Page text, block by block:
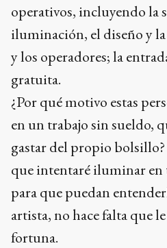
operativos, incluyendo la
iluminación, el diseño y
y los operadores; la
gratuita.
¿Por qué motivo estas
en un trabajo sin sueldo,
gastar del propio
que intentaré iluminar
para que puedan
artista, no hace falta que
fortuna.